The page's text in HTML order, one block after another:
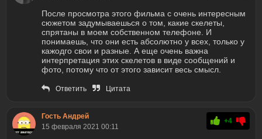
После просмотра этого фильма с очень интересным
сюжетом задумываешься о том, какие скелеты,
спрятаны в моем собственном телефоне. И
понимаешь, что они есть абсолютно у всех, только у
кажодго свои и разные. А еще очень важна
интерпретация этих скелетов в виде сообщений и
фото, потому что от этого зависит весь смысл.
Ответить Цитата
Гость Андрей
15 февраля 2021 00:11
+4